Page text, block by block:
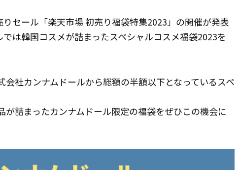
セール「楽天市場 初売り福袋特集2023」の開催が発表
は韓国コスメが詰まったスペシャルコスメ福袋2023を
会社カンナムドールから総額の半額以下となっているスペ
が詰まったカンナムドール限定の福袋をぜひこの機会に